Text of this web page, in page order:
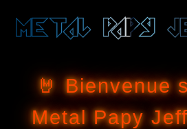
Accéder au contenu
🤘 Bienvenue
Metal Papy